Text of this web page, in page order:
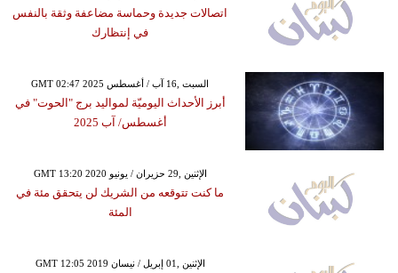
اتصالات جديدة وحماسة مضاعفة وثقة بالنفس
في إنتظارك
GMT 02:47 2025 السبت ,16 آب / أغسطس
أبرز الأحداث اليوميّة لمواليد برج "الحوت" في
أغسطس/ آب 2025
GMT 13:20 2020 الإثنين ,29 حزيران / يونيو
ما كنت تتوقعه من الشريك لن يتحقق مئة في
المئة
GMT 12:05 2019 الإثنين ,01 إبريل / نيسان